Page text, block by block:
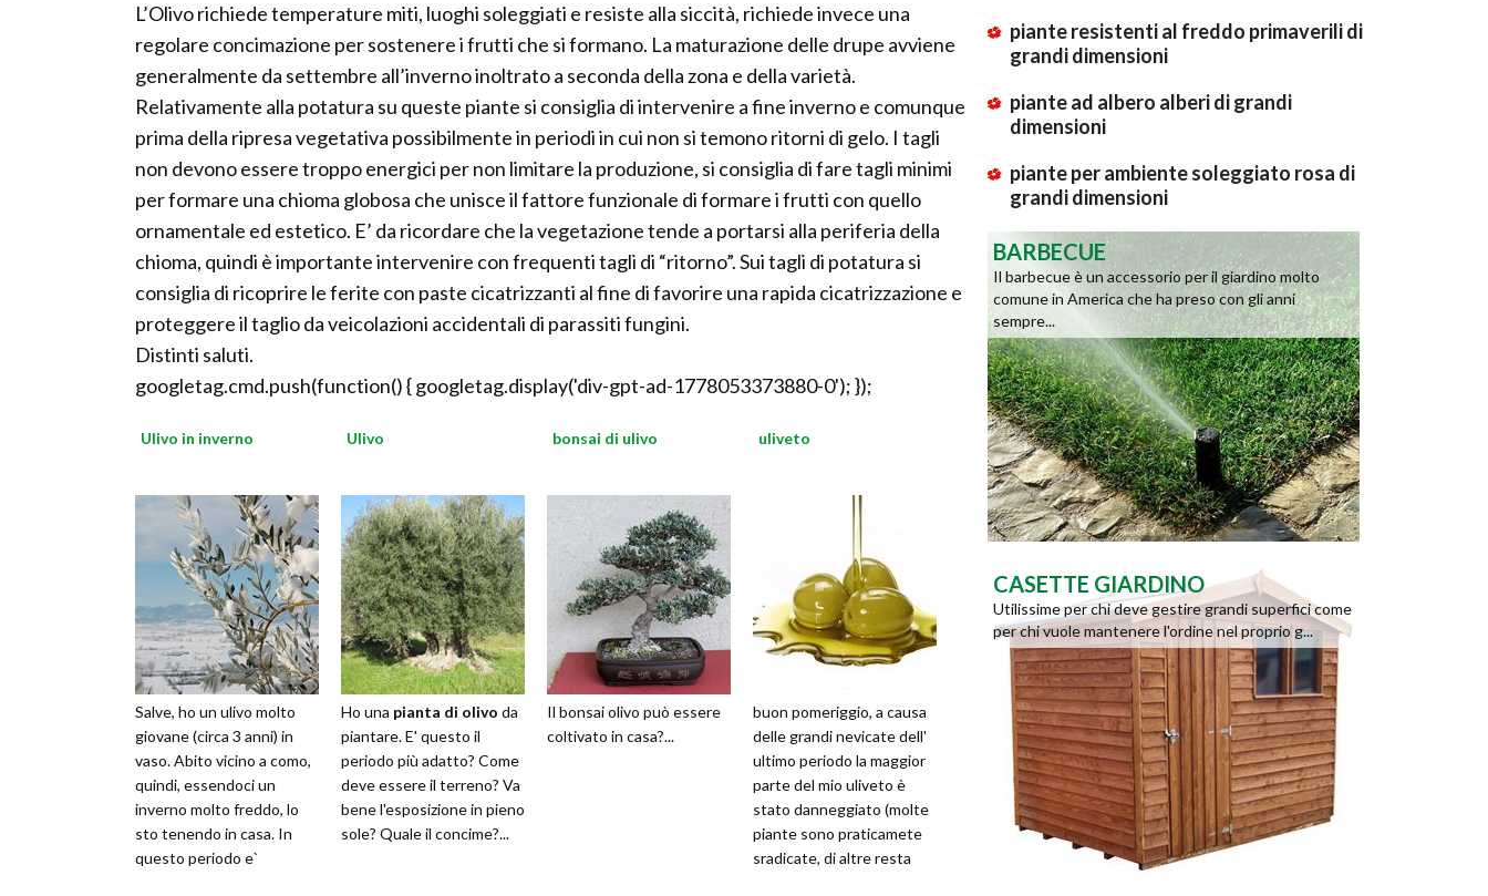
L’Olivo richiede temperature miti, luoghi soleggiati e resiste alla siccità, richiede invece una
regolare concimazione per sostenere i frutti che si formano. La maturazione delle drupe avviene
generalmente da settembre all’inverno inoltrato a seconda della zona e della varietà.
Relativamente alla potatura su queste piante si consiglia di intervenire a fine inverno e comunque
prima della ripresa vegetativa possibilmente in periodi in cui non si temono ritorni di gelo. I tagli
non devono essere troppo energici per non limitare la produzione, si consiglia di fare tagli minimi
per formare una chioma globosa che unisce il fattore funzionale di formare i frutti con quello
ornamentale ed estetico. E’ da ricordare che la vegetazione tende a portarsi alla periferia della
chioma, quindi è importante intervenire con frequenti tagli di “ritorno”. Sui tagli di potatura si
consiglia di ricoprire le ferite con paste cicatrizzanti al fine di favorire una rapida cicatrizzazione e
proteggere il taglio da veicolazioni accidentali di parassiti fungini.
Distinti saluti.
googletag.cmd.push(function() { googletag.display('div-gpt-ad-1778053373880-0'); });
Ulivo in inverno
Salve, ho un ulivo molto
giovane (circa 3 anni) in
vaso. Abito vicino a como,
quindi, essendoci un
inverno molto freddo, lo
sto tenendo in casa. In
questo periodo e`
Ulivo
Ho una pianta di olivo da
piantare. E' questo il
periodo più adatto? Come
deve essere il terreno? Va
bene l'esposizione in pieno
sole? Quale il concime?...
bonsai di ulivo
Il bonsai olivo può essere
coltivato in casa?...
uliveto
buon pomeriggio, a causa
delle grandi nevicate dell'
ultimo periodo la maggior
parte del mio uliveto è
stato danneggiato (molte
piante sono praticamete
sradicate, di altre resta
piante resistenti al freddo primaverili di
grandi dimensioni
piante ad albero alberi di grandi
dimensioni
piante per ambiente soleggiato rosa di
grandi dimensioni
BARBECUE
Il barbecue è un accessorio per il giardino molto
comune in America che ha preso con gli anni
sempre...
CASETTE GIARDINO
Utilissime per chi deve gestire grandi superfici come
per chi vuole mantenere l'ordine nel proprio g...